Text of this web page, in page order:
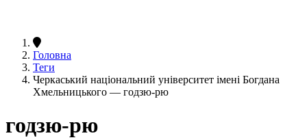
Головна
Теги
Черкаський національний університет імені Богдана
Хмельницького — годзю-рю
годзю-рю